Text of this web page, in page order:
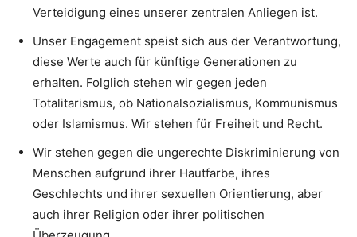
Verteidigung eines unserer zentralen Anliegen ist.
Unser Engagement speist sich aus der Verantwortung,
diese Werte auch für künftige Generationen zu
erhalten. Folglich stehen wir gegen jeden
Totalitarismus, ob Nationalsozialismus, Kommunismus
oder Islamismus. Wir stehen für Freiheit und Recht.
Wir stehen gegen die ungerechte Diskriminierung von
Menschen aufgrund ihrer Hautfarbe, ihres
Geschlechts und ihrer sexuellen Orientierung, aber
auch ihrer Religion oder ihrer politischen